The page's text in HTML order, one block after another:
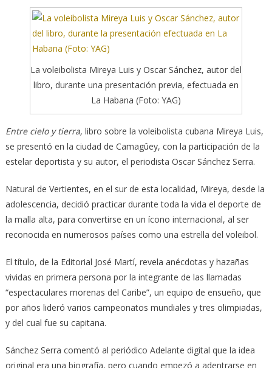
La voleibolista Mireya Luis y Oscar Sánchez, autor del
libro, durante una presentación previa, efectuada en
La Habana (Foto: YAG)
Entre cielo y tierra, libro sobre la voleibolista cubana Mireya Luis,
se presentó en la ciudad de Camagûey, con la participación de la
estelar deportista y su autor, el periodista Oscar Sánchez Serra.
Natural de Vertientes, en el sur de esta localidad, Mireya, desde la
adolescencia, decidió practicar durante toda la vida el deporte de
la malla alta, para convertirse en un ícono internacional, al ser
reconocida en numerosos países como una estrella del voleibol.
El título, de la Editorial José Martí, revela anécdotas y hazañas
vividas en primera persona por la integrante de las llamadas
“espectaculares morenas del Caribe”, un equipo de ensueño, que
por años lideró varios campeonatos mundiales y tres olimpiadas,
y del cual fue su capitana.
Sánchez Serra comentó al periódico Adelante digital que la idea
original era una biografía, pero cuando empezó a adentrarse en